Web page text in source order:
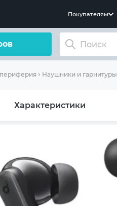
Покупателям
Наушники и гарнитуры
Характеристики